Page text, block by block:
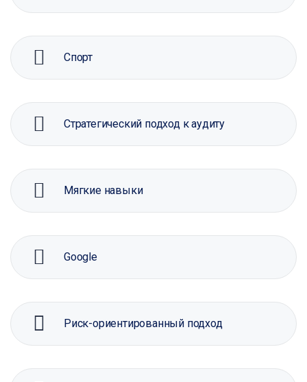
Спорт
Стратегический подход к аудиту
Мягкие навыки
Google
Риск-ориентированный подход